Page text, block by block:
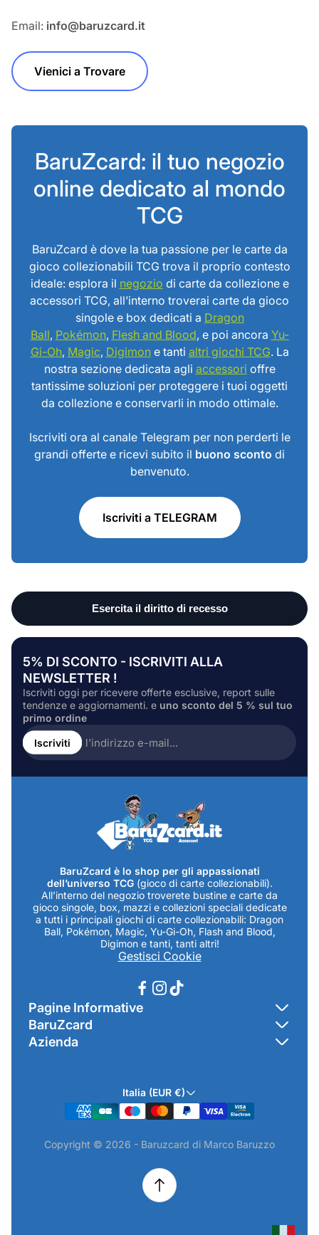
Email: info@baruzcard.it
Vienici a Trovare
BaruZcard: il tuo negozio
online dedicato al mondo
TCG
BaruZcard è dove la tua passione per le carte da
gioco collezionabili TCG trova il proprio contesto
ideale: esplora il negozio di carte da collezione e
accessori TCG, all’interno troverai carte da gioco
singole e box dedicati a Dragon
Ball, Pokémon, Flesh and Blood, e poi ancora Yu-
Gi-Oh, Magic, Digimone tanti altri giochi TCG. La
nostra sezione dedicata agli accessori offre
tantissime soluzioni per proteggere i tuoi oggetti
da collezione e conservarli in modo ottimale.
Iscriviti ora al canale Telegram per non perderti le
grandi offerte e ricevi subito il buono sconto di
benvenuto.
Iscriviti a TELEGRAM
5% DI SCONTO - ISCRIVITI ALLA
NEWSLETTER !
Iscriviti oggi per ricevere offerte esclusive, report sulle
tendenze e aggiornamenti. e uno sconto del 5 % sul tuo
primo ordine
Inserire
l'indirizzo
e-
Iscriviti
BaruZcard è lo shop per gli appassionati
dell’universo TCG (gioco di carte collezionabili).
All’interno del negozio troverete bustine e carte da
gioco singole, box, mazzi e collezioni speciali dedicate
a tutti i principali giochi di carte collezionabili: Dragon
Ball, Pokémon, Magic, Yu-Gi-Oh, Flash and Blood,
Digimon e tanti, tanti altri!
Gestisci Cookie
Pagine Informative
Contatti
Termini & Condizioni
Informativa Prodotti ExtraEU
BaruZcard
Chi-sono
Scopri il Negozio Fisico !
Azienda
Indirizzo Negozio: Via Luigi Valentini 1a Traversa - SNC
19021 Arcola (SP)
P.IVA.: 01520250117
Telefono/Whatsapp: 3288853914
Italia (EUR €)
Copyright © 2026 - Baruzcard di Marco Baruzzo
▼